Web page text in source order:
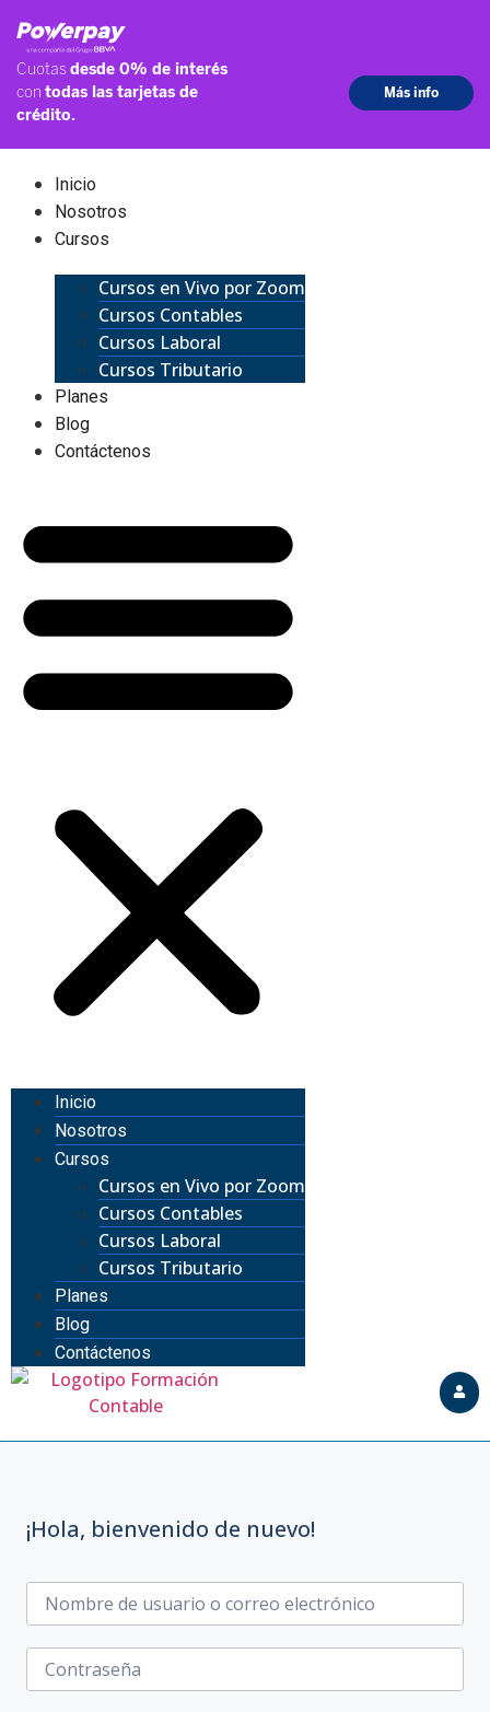
Inicio
Nosotros
Cursos
Cursos en Vivo por Zoom
Cursos Contables
Cursos Laboral
Cursos Tributario
Planes
Blog
Contáctenos
Inicio
Nosotros
Cursos
Cursos en Vivo por Zoom
Cursos Contables
Cursos Laboral
Cursos Tributario
Planes
Blog
Contáctenos
¡Hola, bienvenido de nuevo!